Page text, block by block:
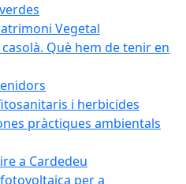
Vegetal
Què hem de tenir en
i herbicides
pràctiques ambientals
a Cardedeu
per a